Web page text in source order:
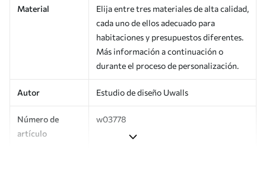
Material
Elija entre tres materiales de alta calidad,
cada uno de ellos adecuado para
habitaciones y presupuestos diferentes.
Más información a continuación o
durante el proceso de personalización.
Autor Estudio de diseño Uwalls
Número de
artículo
w03778